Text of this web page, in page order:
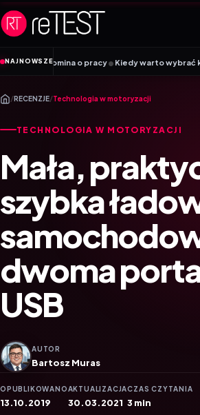
Przejdź do treści
NAJNOWSZE
o pracy•Kiedy warto wybrać kartę SIM, a kiedy
/RECENZJE/Technologia w motoryzacji
TECHNOLOGIA W MOTORYZACJI
Mała,
szybka
dwoma
USB
AUTOR
Bartosz Muras
OPUBLIKOWANO
13.10.2019
AKTUALIZACJA
30.03.2021
CZAS CZYTANIA
3 min